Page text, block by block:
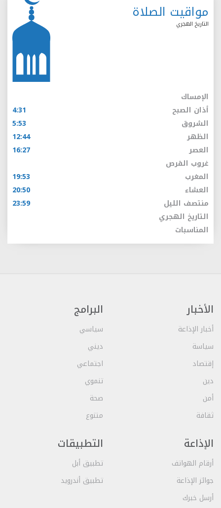
مواقيت الصلاة
التاريخ الهجري
الإمساك
أذان الصبح
4:31
الشروق
5:53
الظهر
12:44
العصر
16:27
غروب القرص
المغرب
19:53
العشاء
20:50
منتصف الليل
23:59
التاريخ الهجري
المناسبات
الأخبار
أخبار الإذاعة
سياسة
إقتصاد
دين
أمن
ثقافة
البرامج
سياسي
ديني
اجتماعي
تنموي
صحة
متنوع
الإذاعة
أرقام الهواتف
جوائز الإذاعة
أرسل خبرك
التطبيقات
تطبيق أبل
تطبيق أندرويد